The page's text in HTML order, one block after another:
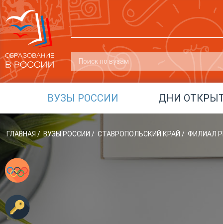
ВУЗЫ РОССИИ ДНИ
ГЛАВНАЯ / ВУЗЫ РОССИИ / СТАВРОПОЛЬСКИЙ КРАЙ / ФИЛИАЛ